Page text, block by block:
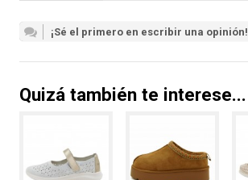
¡Sé el primero en escribir una opinión!
Quizá también te interese...